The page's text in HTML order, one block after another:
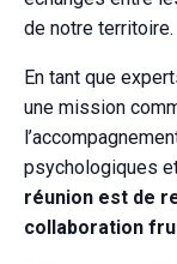
de notre territoire.
En tant que
une mission
psychologiques
réunion est de
collaboration